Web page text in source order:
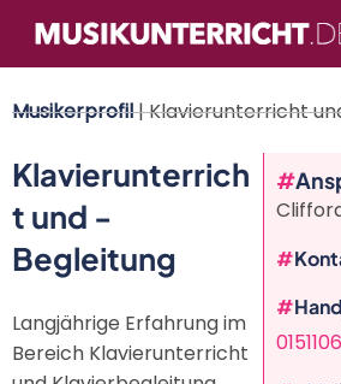
zum
Inhalt
Musikerprofil| Klavierunterricht
Klavierunterrich
t und -
Begleitung
Langjährige Erfahrung im
Bereich Klavierunterricht